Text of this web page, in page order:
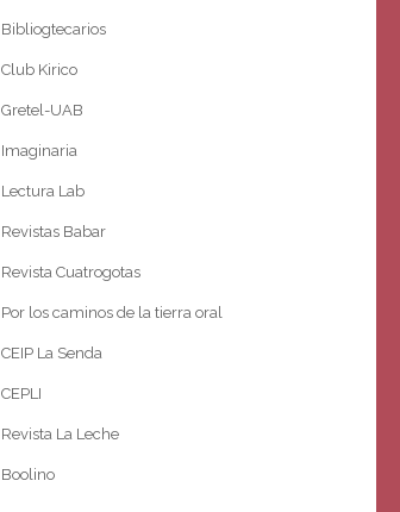
Bibliogtecarios
Club Kirico
Gretel-UAB
Imaginaria
Lectura Lab
Revistas Babar
Revista Cuatrogotas
Por los caminos de la tierra oral
CEIP La Senda
CEPLI
Revista La Leche
Boolino